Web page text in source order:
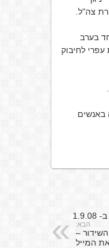
צה"ל.
בערב
לחיבוק
באנשים
הבא:
–
המייל